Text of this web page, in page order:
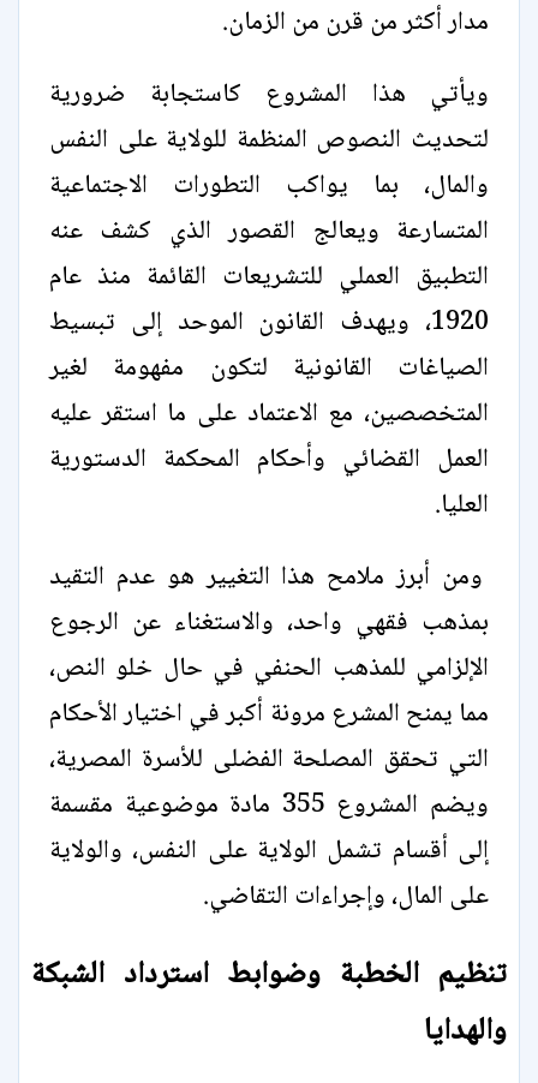
مدار أكثر من قرن من الزمان.
ويأتي هذا المشروع كاستجابة ضرورية
لتحديث النصوص المنظمة للولاية على النفس
والمال، بما يواكب التطورات الاجتماعية
المتسارعة ويعالج القصور الذي كشف عنه
التطبيق العملي للتشريعات القائمة منذ عام
1920، ويهدف القانون الموحد إلى تبسيط
الصياغات القانونية لتكون مفهومة لغير
المتخصصين، مع الاعتماد على ما استقر عليه
العمل القضائي وأحكام المحكمة الدستورية
العليا.
ومن أبرز ملامح هذا التغيير هو عدم التقيد
بمذهب فقهي واحد، والاستغناء عن الرجوع
الإلزامي للمذهب الحنفي في حال خلو النص،
مما يمنح المشرع مرونة أكبر في اختيار الأحكام
التي تحقق المصلحة الفضلى للأسرة المصرية،
ويضم المشروع 355 مادة موضوعية مقسمة
إلى أقسام تشمل الولاية على النفس، والولاية
على المال، وإجراءات التقاضي.
تنظيم الخطبة وضوابط استرداد الشبكة
والهدايا